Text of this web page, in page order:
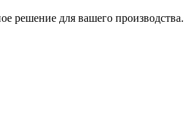
решение для вашего производства.